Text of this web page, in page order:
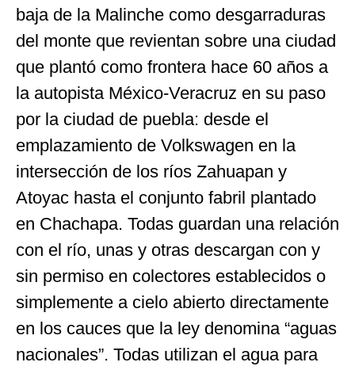
baja de la Malinche como desgarraduras
del monte que revientan sobre una ciudad
que plantó como frontera hace 60 años a
la autopista México-Veracruz en su paso
por la ciudad de puebla: desde el
emplazamiento de Volkswagen en la
intersección de los ríos Zahuapan y
Atoyac hasta el conjunto fabril plantado
en Chachapa. Todas guardan una relación
con el río, unas y otras descargan con y
sin permiso en colectores establecidos o
simplemente a cielo abierto directamente
en los cauces que la ley denomina “aguas
nacionales”. Todas utilizan el agua para